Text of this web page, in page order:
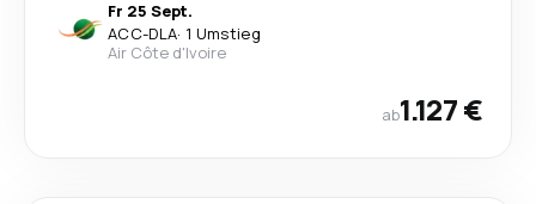
Fr 25 Sept.
ACC-DLA· 1 Umstieg
Air Côte d'Ivoire
ab1.127 €